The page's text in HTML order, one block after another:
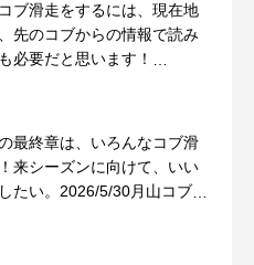
ブ滑走をするには、現在地
先のコブからの情報で読み
必要だと思います！
最終章は、いろんなコブ滑
来シーズンに向けて、いい
たい。2026/5/30月山コブレ